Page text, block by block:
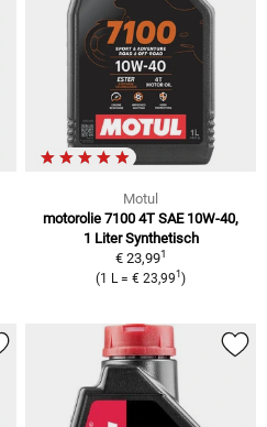
Motul
motorolie 7100 4T SAE 10W-40,
1 Liter Synthetisch
€ 23,991
(1 L = € 23,991 )